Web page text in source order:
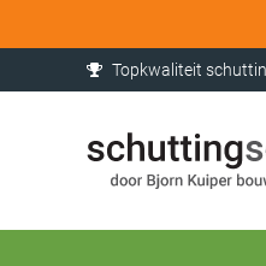
Topkwaliteit